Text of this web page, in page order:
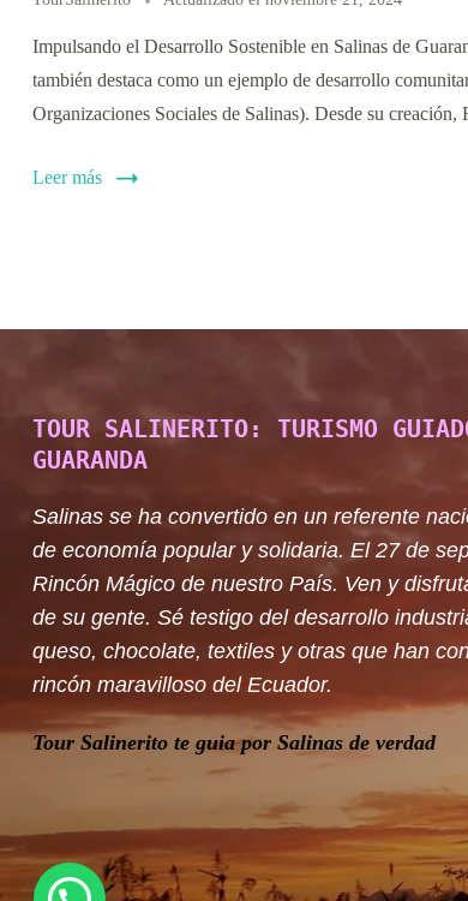
Impulsando el Desarrollo Sostenible en Salinas de
también destaca como un ejemplo de desarrollo
Organizaciones Sociales de Salinas). Desde su
Leer más
TOUR SALINERITO: TURISMO
GUARANDA
Salinas se ha convertido en un referente
de economía popular y solidaria. El 27 de
Rincón Mágico de nuestro País. Ven y
de su gente. Sé testigo del desarrollo
queso, chocolate, textiles y otras que han
rincón maravilloso del Ecuador.
Tour Salinerito te guia por Salinas de verdad